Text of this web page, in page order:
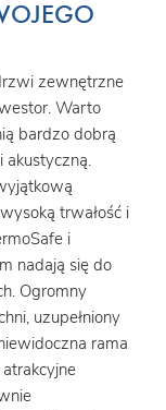
zewnętrzne
Warto
bardzo dobrą
akustyczną.
trwałość i
i
nadają się do
Ogromny
uzupełniony
rama